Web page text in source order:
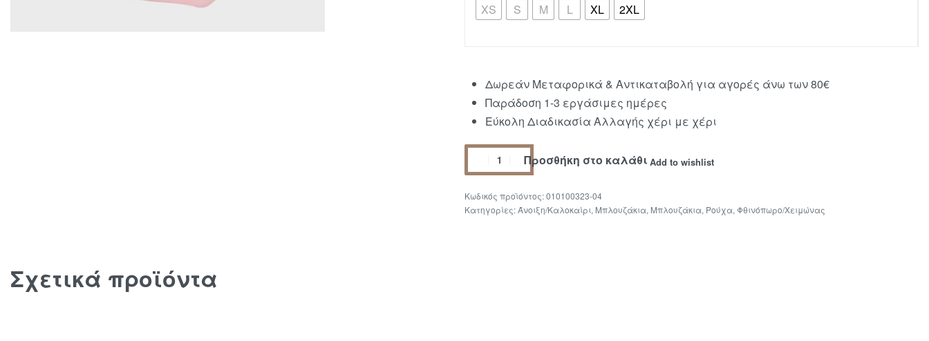
XS S Μ L XL 2XL
Δωρεάν Μεταφορικά & Αντικαταβολή για αγορές άνω των 80€
Παράδοση 1-3 εργάσιμες ημέρες
Εύκολη Διαδικασία Αλλαγής χέρι με χέρι
Προσθήκη στο καλάθι Add to wishlist
010100323-04
Κατηγορίες:Άνοιξη/Καλοκαίρι, Μπλουζάκια, Μπλουζάκια, Ρούχα, Φθινόπωρο/Χειμώνας
Σχετικά προϊόντα